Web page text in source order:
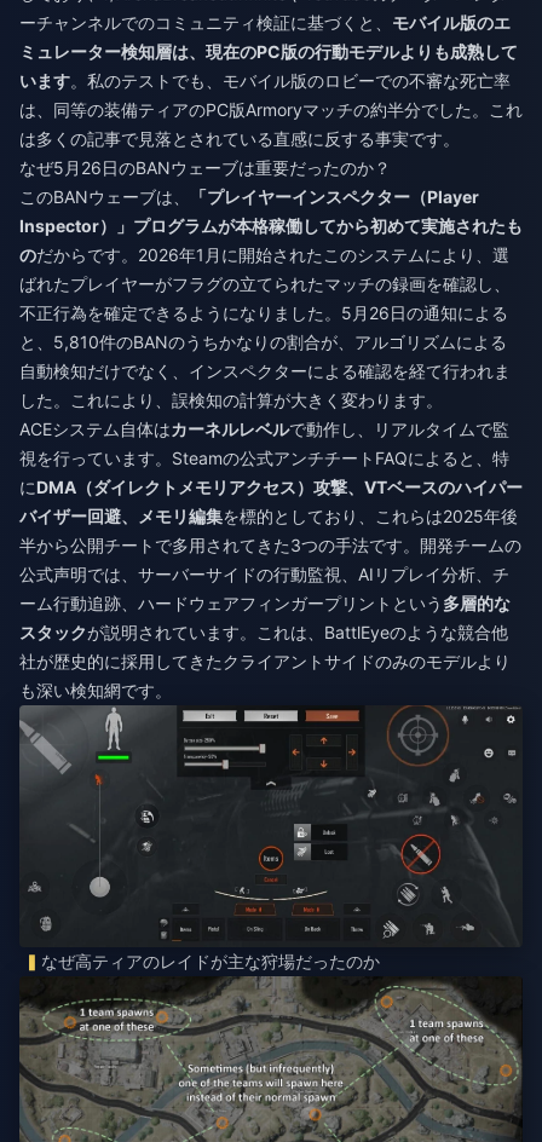
ーチャンネルでのコミュニティ検証に基づくと、 モバイル版のエ
ミュレーター検知層は、現在のPC版の行動モデルよりも成熟して
います。私のテストでも、モバイル版のロビーでの不審な死亡率
は、同等の装備ティアのPC版Armoryマッチの約半分でした。これ
は多くの記事で見落とされている直感に反する事実です。
なぜ5月26日のBANウェーブは重要だったのか？
このBANウェーブは、
「プレイヤーインスペクター（Player
Inspector）」プログラムが本格稼働してから初めて実施されたも
のだからです。2026年1月に開始されたこのシステムにより、選
ばれたプレイヤーがフラグの立てられたマッチの録画を確認し、
不正行為を確定できるようになりました。5月26日の通知による
と、5,810件のBANのうちかなりの割合が、アルゴリズムによる
自動検知だけでなく、インスペクターによる確認を経て行われま
した。これにより、誤検知の計算が大きく変わります。
ACEシステム自体はカーネルレベルで動作し、リアルタイムで監
視を行っています。Steamの公式アンチチートFAQによると、特
にDMA（ダイレクトメモリアクセス）攻撃、VTベースのハイパー
バイザー回避、メモリ編集を標的としており、これらは2025年後
半から公開チートで多用されてきた3つの手法です。開発チームの
公式声明では、サーバーサイドの行動監視、AIリプレイ分析、チ
ーム行動追跡、ハードウェアフィンガープリントという 多層的な
スタックが説明されています。これは、BattlEyeのような競合他
社が歴史的に採用してきたクライアントサイドのみのモデルより
も深い検知網です。
なぜ高ティアのレイドが主な狩場だったのか